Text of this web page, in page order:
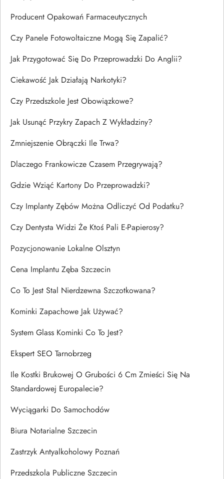
Producent Opakowań Farmaceutycznych
Czy Panele Fotowoltaiczne Mogą Się Zapalić?
Jak Przygotować Się Do Przeprowadzki Do Anglii?
Ciekawość Jak Działają Narkotyki?
Czy Przedszkole Jest Obowiązkowe?
Jak Usunąć Przykry Zapach Z Wykładziny?
Zmniejszenie Obrączki Ile Trwa?
Dlaczego Frankowicze Czasem Przegrywają?
Gdzie Wziąć Kartony Do Przeprowadzki?
Czy Implanty Zębów Można Odliczyć Od Podatku?
Czy Dentysta Widzi Że Ktoś Pali E-Papierosy?
Pozycjonowanie Lokalne Olsztyn
Cena Implantu Zęba Szczecin
Co To Jest Stal Nierdzewna Szczotkowana?
Kominki Zapachowe Jak Używać?
System Glass Kominki Co To Jest?
Ekspert SEO Tarnobrzeg
Ile Kostki Brukowej O Grubości 6 Cm Zmieści Się Na
Standardowej Europalecie?
Wyciągarki Do Samochodów
Biura Notarialne Szczecin
Zastrzyk Antyalkoholowy Poznań
Przedszkola Publiczne Szczecin